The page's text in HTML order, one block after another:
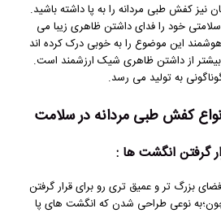
نیز کفش طبی مردانه را به پا داشته باشید.
خود را فدای داشتن ظاهری زیبا می
هوشمند این موضوع را به خوبی درک کرده اند
بیشتر از داشتن ظاهری شیک ارزشمند است.
به تولید می رسد.
کفش طبی مردانه در سلامت
گرفتن انگشت ها :
بزرگ تر و عمیق تری رو برای قرار گرفتن
نوعی طراحی شدن که انگشت های پا